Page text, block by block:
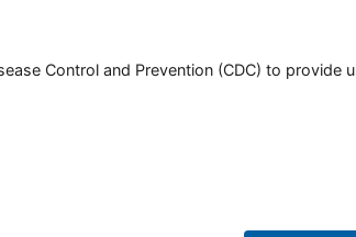
Control and Prevention (CDC) to